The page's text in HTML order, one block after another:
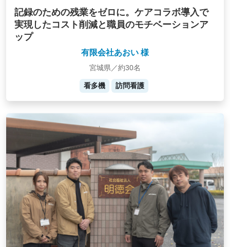
記録のための残業をゼロに。ケアコラボ導入で
実現したコスト削減と職員のモチベーションア
ップ
有限会社あおい 様
宮城県／約30名
看多機 訪問看護